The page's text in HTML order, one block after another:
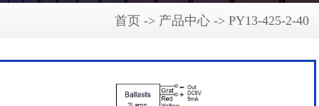
首页 -> 产品中心 -> PY13-425-2-40